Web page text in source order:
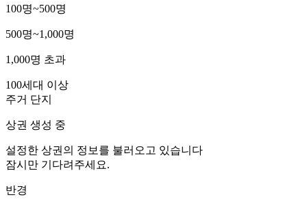
100명~500명
500명~1,000명
1,000명 초과
100세대 이상
주거 단지
상권 생성 중
설정한 상권의 정보를 불러오고 있습니다
잠시만 기다려주세요.
반경